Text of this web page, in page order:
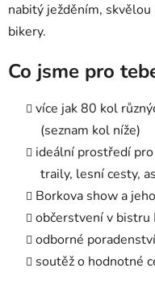
nabitý ježděním,
bikery.
Co jsme pro
více jak 80 kol
(seznam kol níže)
ideální prostředí
traily, lesní cesty,
Borkova show a
občerstvení v bistru
odborné
soutěž o hodnotné